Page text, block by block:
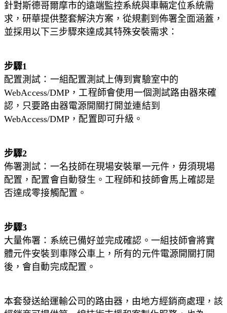
針對斯德哥爾摩市的遠端監控系統與車輛定位系統需
求，研華提供整套解決方案，從規劃到佈署全面涵蓋，
並採用以下三步驟來達成其特殊安裝需求：
步驟1
配置測試：一組配置測試上傳到實驗室中的
WebAccess/DMP，工程師會使用一個測試路由器來確
認，只要路由器電源開關打開並連結到
WebAccess/DMP，配置即可升級。
步驟2
佈署測試：一名技師在現場安裝單一元件，毋須現場
配置，配置會自動發生。工程師和技師會馬上確認是
否達成零接觸配置。
步驟3
大量佈署：系統已備好並完成確認。一組技師會將實
體元件安裝到車隊公車上，所有的元件電源開關打開
後，會自動完成配置。
本套發送給運輸公司的路由器，由地方經銷商處理，該